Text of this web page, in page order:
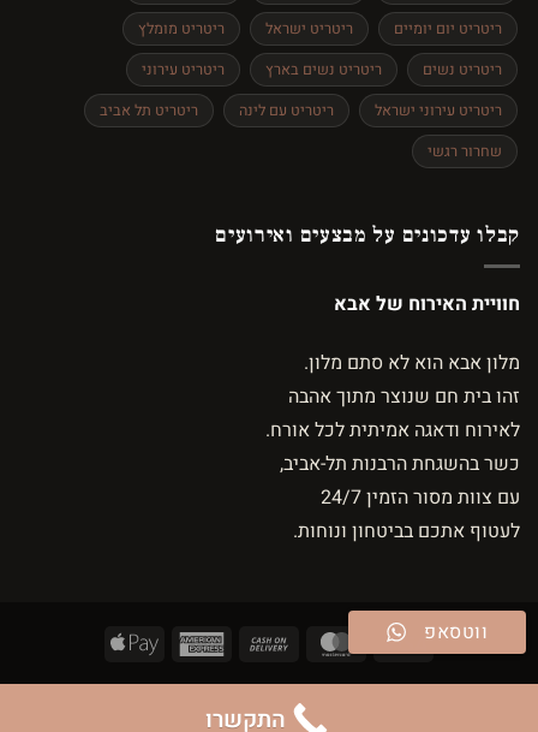
ריטריט יום יומיים
ריטריט ישראל
ריטריט מומלץ
ריטריט נשים
ריטריט נשים בארץ
ריטריט עירוני
ריטריט עירוני ישראל
ריטריט עם לינה
ריטריט תל אביב
שחרור רגשי
קבלו עדכונים על מבצעים ואירועים
חוויית האירוח של אבא
מלון אבא הוא לא סתם מלון.
זהו בית חם שנוצר מתוך אהבה
לאירוח ודאגה אמיתית לכל אורח.
כשר בהשגחת הרבנות תל-אביב,
עם צוות מסור הזמין 24/7
לעטוף אתכם בביטחון ונוחות.
MasterCard
Cash
American
Apple
Copyright 2026 ©Tourbo Travel LTD
ווטסאפ
התקשרו